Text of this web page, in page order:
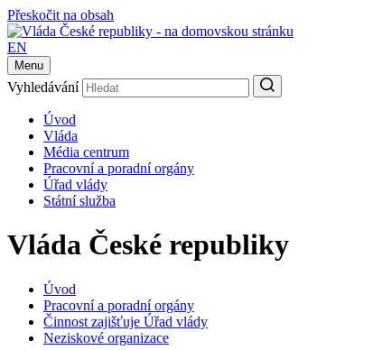
Přeskočit na obsah
EN
Menu
Vyhledávání
Úvod
Vláda
Média centrum
Pracovní a poradní orgány
Úřad vlády
Státní služba
Vláda České republiky
Úvod
Pracovní a poradní orgány
Činnost zajišťuje Úřad vlády
Neziskové organizace